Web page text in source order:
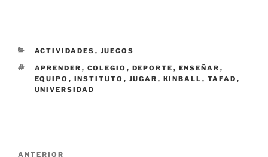
CATEGORÍAS
ACTIVIDADES , JUEGOS
ETIQUETAS
APRENDER , COLEGIO , DEPORTE , ENSEÑAR ,
EQUIPO , INSTITUTO , JUGAR , KINBALL , TAFAD ,
UNIVERSIDAD
Navegación
ANTERIOR